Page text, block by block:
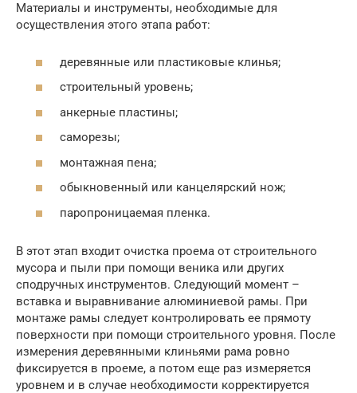
Материалы и инструменты, необходимые для
осуществления этого этапа работ:
деревянные или пластиковые клинья;
строительный уровень;
анкерные пластины;
саморезы;
монтажная пена;
обыкновенный или канцелярский нож;
паропроницаемая пленка.
В этот этап входит очистка проема от строительного
мусора и пыли при помощи веника или других
сподручных инструментов. Следующий момент –
вставка и выравнивание алюминиевой рамы. При
монтаже рамы следует контролировать ее прямоту
поверхности при помощи строительного уровня. После
измерения деревянными клиньями рама ровно
фиксируется в проеме, а потом еще раз измеряется
уровнем и в случае необходимости корректируется